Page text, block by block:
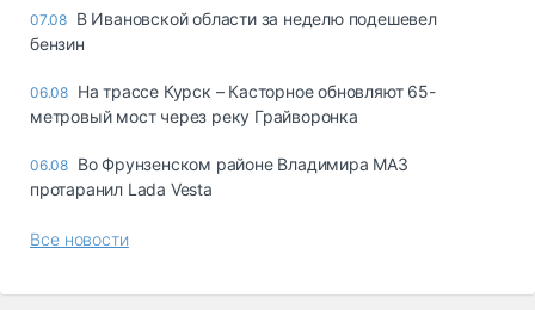
07.08 В Ивановской области за неделю подешевел
бензин
06.08 На трассе Курск – Касторное обновляют 65-
метровый мост через реку Грайворонка
06.08 Во Фрунзенском районе Владимира МАЗ
протаранил Lada Vesta
Все новости